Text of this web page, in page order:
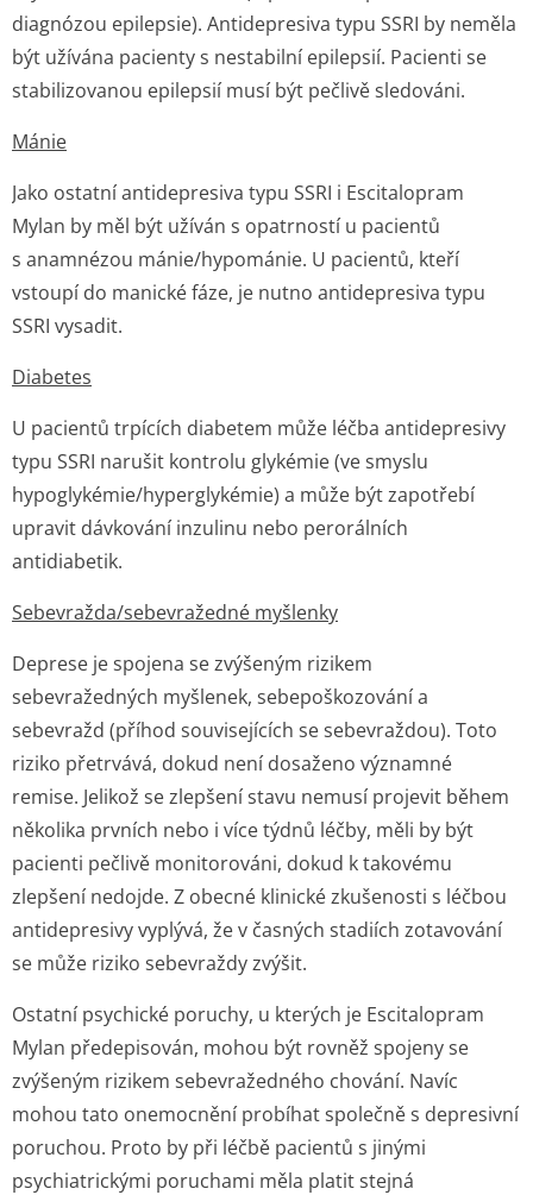
diagnózou epilepsie). Antidepresiva typu SSRI by neměla
být užívána pacienty s nestabilní epilepsií. Pacienti se
stabilizovanou epilepsií musí být pečlivě sledováni.
Mánie
Jako ostatní antidepresiva typu SSRI i Escitalopram
Mylan by měl být užíván s opatrností u pacientů
s anamnézou mánie/hypománie. U pacientů, kteří
vstoupí do manické fáze, je nutno antidepresiva typu
SSRI vysadit.
Diabetes
U pacientů trpících diabetem může léčba antidepresivy
typu SSRI narušit kontrolu glykémie (ve smyslu
hypoglykémie/hy­perglykémie) a může být zapotřebí
upravit dávkování inzulinu nebo perorálních
antidiabetik.
Sebevražda/se­bevražedné myšlenky
Deprese je spojena se zvýšeným rizikem
sebevražedných myšlenek, sebepoškozování a
sebevražd (příhod souvisejících se sebevraždou). Toto
riziko přetrvává, dokud není dosaženo významné
remise. Jelikož se zlepšení stavu nemusí projevit během
několika prvních nebo i více týdnů léčby, měli by být
pacienti pečlivě monitorováni, dokud k takovému
zlepšení nedojde. Z obecné klinické zkušenosti s léčbou
antidepresivy vyplývá, že v časných stadiích zotavování
se může riziko sebevraždy zvýšit.
Ostatní psychické poruchy, u kterých je Escitalopram
Mylan předepisován, mohou být rovněž spojeny se
zvýšeným rizikem sebevražedného chování. Navíc
mohou tato onemocnění probíhat společně s depresivní
poruchou. Proto by při léčbě pacientů s jinými
psychiatrickými poruchami měla platit stejná